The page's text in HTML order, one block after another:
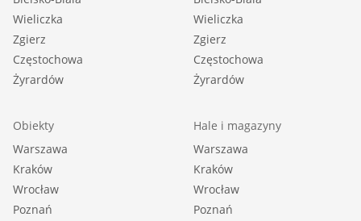
Wieliczka
Zgierz
Częstochowa
Żyrardów
Wieliczka
Zgierz
Częstochowa
Żyrardów
Obiekty
Warszawa
Kraków
Wrocław
Poznań
Hale i magazyny
Warszawa
Kraków
Wrocław
Poznań